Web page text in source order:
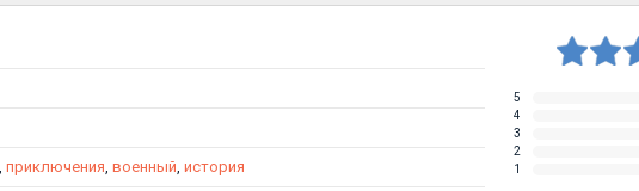
, приключения, военный, история
5
4
3
2
1